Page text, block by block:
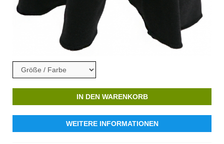
IN DEN WARENKORB
WEITERE INFORMATIONEN